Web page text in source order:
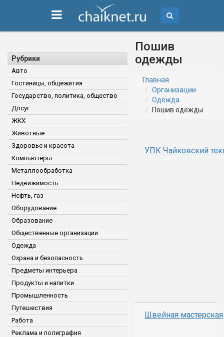
Рубрики
Авто
Гостиницы, общежития
Государство, политика, общество
Досуг
ЖКХ
Животные
Здоровье и красота
Компьютеры
Металлообработка
Недвижимость
Нефть, газ
Оборудование
Образование
Общественные организации
Одежда
Охрана и безопасность
Предметы интерьера
Продукты и напитки
Промышленность
Путешествия
Работа
Реклама и полиграфия
Пошив
одежды
Главная
Организации
Одежда
Пошив одежды
УПК Чайковский
Швейная мастерская